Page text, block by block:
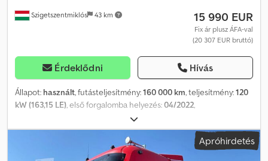
Szigetszentmiklós 43 km 15 990 EUR
Fix ár plusz ÁFA-val
(20 307 EUR bruttó)
Érdeklődni Hívás
Állapot: használt, futásteljesítmény:160 000 km, teljesítmény:120
kW (163,15 LE), első forgalomba helyezés:04/2022,
, össztömeg:
(TÜV):04/2028, szín:piros, hajtástípus:mechanikai, kibocsátási
, ülések száma: 3, raktér hossza: 4 331 mm, rakodótér
1 775 mm, raktérmagasság:1 826 mm
Apróhirdetés